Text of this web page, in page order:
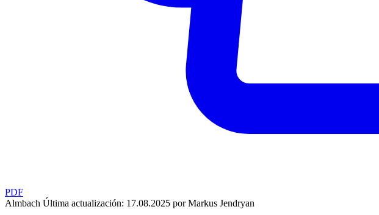
PDF
Almbach Última actualización: 17.08.2025 por Markus Jendryan